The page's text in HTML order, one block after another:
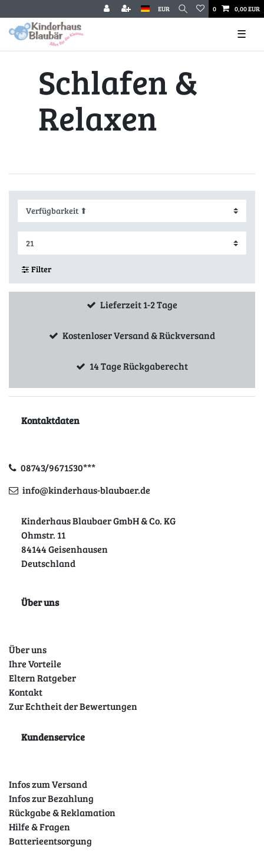
EUR 0 0,00 EUR
☰
Schlafen &
Relaxen
Filter
Lieferzeit 1-2 Tage
Kostenloser Versand & Rückversand
14 Tage Rückgaberecht
Kontaktdaten
08743/9671530***
info@kinderhaus-blaubaer.de
Kinderhaus Blaubaer GmbH & Co. KG
Ohmstr. 11
84144 Geisenhausen
Deutschland
Über uns
Über uns
Ihre Vorteile
Eltern Ratgeber
Kontakt
Zur Echtheit der Bewertungen
Kundenservice
Infos zum Versand
Infos zur Bezahlung
Rückgabe & Reklamation
Hilfe & Fragen
Batterieentsorgung